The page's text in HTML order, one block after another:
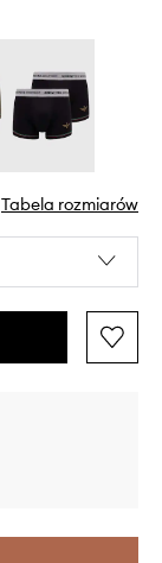
Tabela rozmiarów